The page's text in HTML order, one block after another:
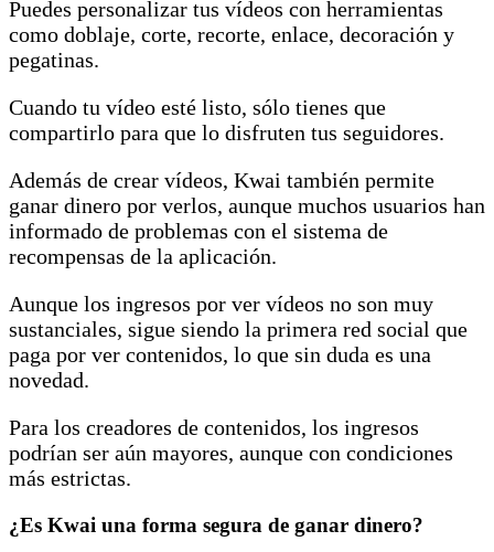
Puedes personalizar tus vídeos con herramientas
como doblaje, corte, recorte, enlace, decoración y
pegatinas.
Cuando tu vídeo esté listo, sólo tienes que
compartirlo para que lo disfruten tus seguidores.
Además de crear vídeos, Kwai también permite
ganar dinero por verlos, aunque muchos usuarios han
informado de problemas con el sistema de
recompensas de la aplicación.
Aunque los ingresos por ver vídeos no son muy
sustanciales, sigue siendo la primera red social que
paga por ver contenidos, lo que sin duda es una
novedad.
Para los creadores de contenidos, los ingresos
podrían ser aún mayores, aunque con condiciones
más estrictas.
¿Es Kwai una forma segura de ganar dinero?